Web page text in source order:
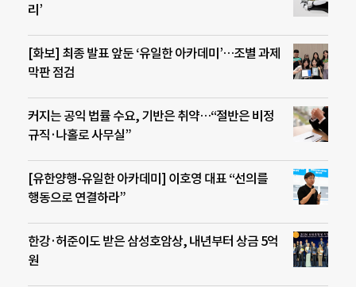
리’
[화보] 최종 발표 앞둔 ‘유일한 아카데미’…조별 과제
막판 점검
커지는 공익 법률 수요, 기반은 취약…“절반은 비정
규직·나홀로 사무실”
[유한양행-유일한 아카데미] 이호영 대표 “선의를
행동으로 연결하라”
한강·허준이도 받은 삼성호암상, 내년부터 상금 5억
원